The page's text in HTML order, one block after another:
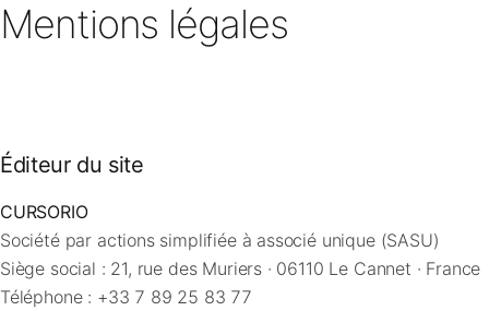
FAQ
Contact
Mentions légales
Éditeur du site
CURSORIO
Société par actions simplifiée à associé unique (SASU)
Siège social : 21, rue des Muriers · 06110 Le Cannet · France
Téléphone : +33 7 89 25 83 77